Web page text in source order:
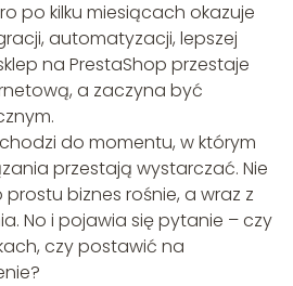
po kilku miesiącach okazuje
automatyzacji, lepszej
na PrestaShop przestaje
a zaczyna być
do momentu, w którym
przestają wystarczać. Nie
prostu biznes rośnie, a wraz z
No i pojawia się pytanie – czy
czy postawić na